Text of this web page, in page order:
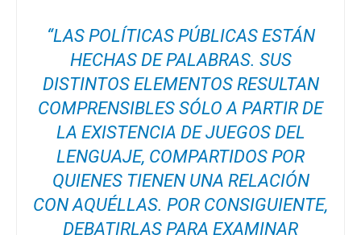
“LAS POLÍTICAS PÚBLICAS ESTÁN
HECHAS DE PALABRAS. SUS
DISTINTOS ELEMENTOS RESULTAN
COMPRENSIBLES SÓLO A PARTIR DE
LA EXISTENCIA DE JUEGOS DEL
LENGUAJE, COMPARTIDOS POR
QUIENES TIENEN UNA RELACIÓN
CON AQUÉLLAS. POR CONSIGUIENTE,
DEBATIRLAS PARA EXAMINAR